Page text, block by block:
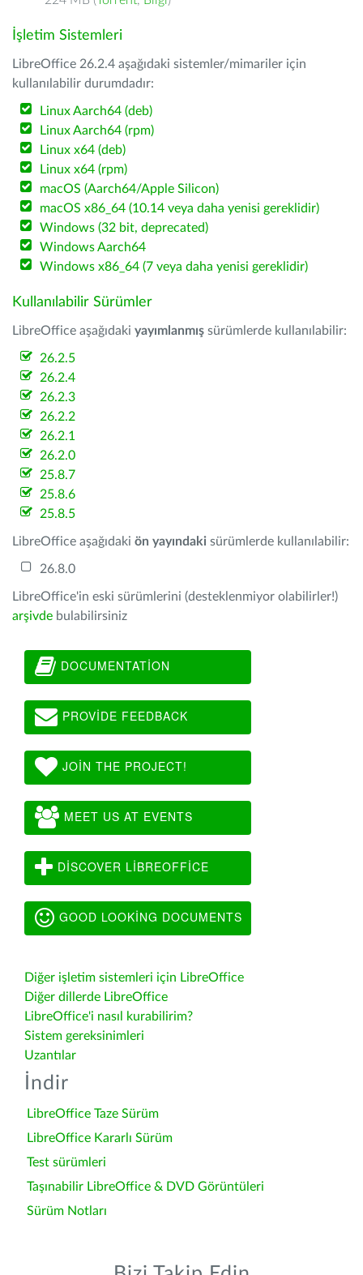
İşletim Sistemleri
LibreOffice 26.2.4 aşağıdaki sistemler/mimariler için
kullanılabilir durumdadır:
Linux Aarch64 (deb)
Linux Aarch64 (rpm)
Linux x64 (deb)
Linux x64 (rpm)
macOS (Aarch64/Apple Silicon)
macOS x86_64 (10.14 veya daha yenisi gereklidir)
Windows (32 bit, deprecated)
Windows Aarch64
Windows x86_64 (7 veya daha yenisi gereklidir)
Kullanılabilir Sürümler
LibreOffice aşağıdaki yayımlanmış sürümlerde kullanılabilir:
26.2.5
26.2.4
26.2.3
26.2.2
26.2.1
26.2.0
25.8.7
25.8.6
25.8.5
LibreOffice aşağıdaki ön yayındaki sürümlerde kullanılabilir:
26.8.0
LibreOffice'in eski sürümlerini (desteklenmiyor olabilirler!)
arşivde bulabilirsiniz
DOCUMENTATION
PROVIDE FEEDBACK
JOIN THE PROJECT!
MEET US AT EVENTS
DISCOVER LIBREOFFICE
GOOD LOOKING DOCUMENTS
Diğer işletim sistemleri için LibreOffice
Diğer dillerde LibreOffice
LibreOffice'i nasıl kurabilirim?
Sistem gereksinimleri
Uzantılar
İndir
LibreOffice Taze Sürüm
LibreOffice Kararlı Sürüm
Test sürümleri
Taşınabilir LibreOffice & DVD Görüntüleri
Sürüm Notları